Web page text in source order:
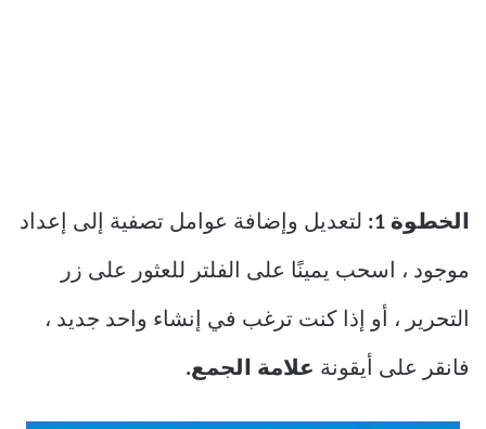
الخطوة 1: لتعديل وإضافة عوامل تصفية إلى إعداد
موجود ، اسحب يمينًا على الفلتر للعثور على زر
التحرير ، أو إذا كنت ترغب في إنشاء واحد جديد ،
فانقر على أيقونة علامة الجمع.